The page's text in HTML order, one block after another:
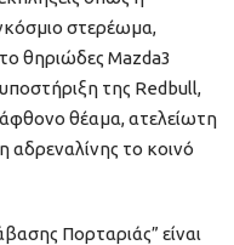
στερέωμα,
θηριώδες Mazda3
της Redbull,
θέαμα, ατελείωτη
αδρεναλίνης το κοινό
Πορταριάς” είναι